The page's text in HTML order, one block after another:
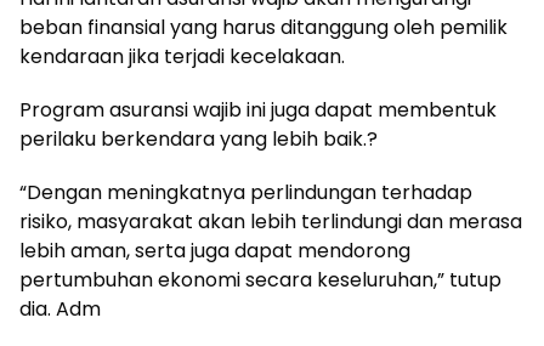
beban finansial yang harus ditanggung oleh pemilik
kendaraan jika terjadi kecelakaan.
Program asuransi wajib ini juga dapat membentuk
perilaku berkendara yang lebih baik.?
“Dengan meningkatnya perlindungan terhadap
risiko, masyarakat akan lebih terlindungi dan merasa
lebih aman, serta juga dapat mendorong
pertumbuhan ekonomi secara keseluruhan,” tutup
dia. Adm